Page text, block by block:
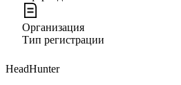
Организация
Тип регистрации
HeadHunter